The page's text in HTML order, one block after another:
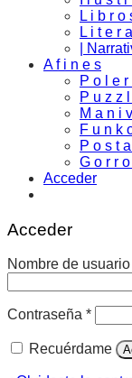
L i b r o
L i t e r
|
A f i n e s
P o l e r
P u z z l
M a n i
F u n k
P o s t
G o r r o
Acceder
Acceder
Nombre de
Contraseña *
Recuérdame